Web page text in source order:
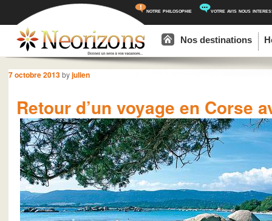
notre philosophie votre avis nous
Aller au contenu principal
Aller au contenu secondaire
Nos destinations
Navigation des articles
Retour d’un voyage en Corse
7 octobre 2013byjulien